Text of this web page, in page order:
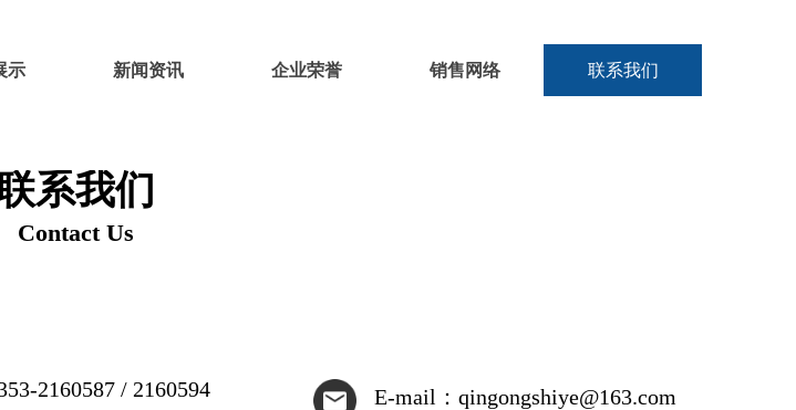
示 新闻资讯 企业荣誉 销售网络 联系我们
2160587 / 2160594
E-mail：qingongshiye@163.com
系我们
Contact Us